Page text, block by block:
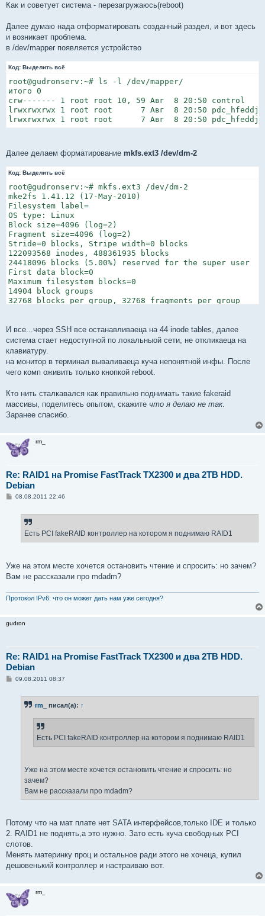
Как и советует система - перезагружаюсь(reboot)
Далее думаю нада отформатировать созданный раздел, и вот здесь
и возникает проблема.
в /dev/mapper появляется устройство
Код: Выделить всё
root@gudronserv:~# ls -l /dev/mapper/
итого 0
crw------- 1 root root 10, 59 Авг  8 20:50 control
lrwxrwxrwx 1 root root      7 Авг  8 20:50
lrwxrwxrwx 1 root root      7 Авг  8 20:50
Далее делаем форматирование mkfs.ext3 /dev/dm-2
Код: Выделить всё
root@gudronserv:~# mkfs.ext3 /dev/dm-2
mke2fs 1.41.12 (17-May-2010)
Filesystem label=
OS type: Linux
Block size=4096 (log=2)
Fragment size=4096 (log=2)
Stride=0 blocks, Stripe width=0 blocks
122093568 inodes, 488361935 blocks
24418096 blocks (5.00%) reserved for the super user
First data block=0
Maximum filesystem blocks=0
14904 block groups
32768 blocks per group, 32768 fragments per group
32768, 98304, 163840, 229376, 294912, 819200,
4096000, 7962624, 11239424, 20480000,
        102400000, 214990848
Writing inode tables:    44/14904
И все...через SSH все останавливаеца на 44 inode tables, далее
система стает недоступной по локальныой сети, не откликаеца на
клавиатуру.
на монитор в терминал вываливаеца куча непонятной инфы. После
чего комп оживить только кнопкой reboot.
Кто нить сталкавался как правильно поднимать такие fakeraid
массивы, поделитесь опытом, скажите что я делаю не так.
Заранее спасибо.
rm_
Re: RAID1 на Promise FastTrack TX2300 и два 2TB HDD.
Debian
С08.08.2011 22:46
Есть PCI fakeRAID контроллер на котором я поднимаю RAID1
Уже на этом месте хочется остановить чтение и спросить: но зачем?
Вам не рассказали про mdadm?
Протокол IPv6: что он может дать нам уже сегодня?
gudron
Re: RAID1 на Promise FastTrack TX2300 и два 2TB HDD.
Debian
С09.08.2011 08:37
rm_ писал(а): ↑
Есть PCI fakeRAID контроллер на котором я поднимаю RAID1
Уже на этом месте хочется остановить чтение и спросить: но
зачем?
Вам не рассказали про mdadm?
Потому что на мат плате нет SATA интерфейсов,только IDE и только
2. RAID1 не поднять,а это нужно. Зато есть куча свободных PCI
слотов.
Менять материнку проц и остальное ради этого не хочеца, купил
дешовенький контроллер и настраиваю вот.
rm_